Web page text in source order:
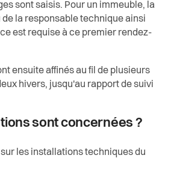
sont saisis. Pour un immeuble, la
de la responsable technique ainsi
est requise à ce premier rendez-
ensuite affinés au fil de plusieurs
hivers, jusqu'au rapport de suivi
sont concernées ?
les installations techniques du